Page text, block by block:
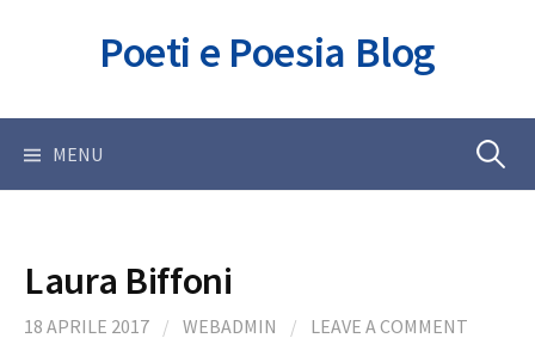
Poeti e Poesia Blog
MENU Ricerca
Laura Biffoni
18 APRILE 2017 / WEBADMIN / LEAVE A COMMENT